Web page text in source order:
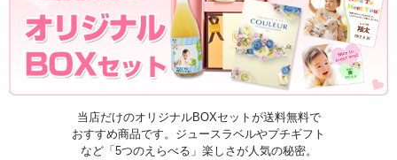
当店だけのオリジナルBOXセットが送料無料で
おすすめ商品です。ジュースラベルやプチギフト
など「5つのえらべる」楽しさが人気の秘密。